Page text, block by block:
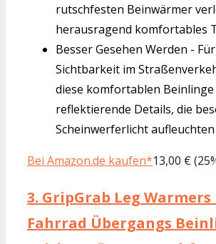
rutschfesten Beinwärmer
herausragend komfortables
Besser Gesehen Werden -
Sichtbarkeit im
diese komfortablen
reflektierende Details, die
Scheinwerferlicht aufleuchten
Bei Amazon.de kaufen*13,00 €
3. GripGrab Leg
Fahrrad Übergangs